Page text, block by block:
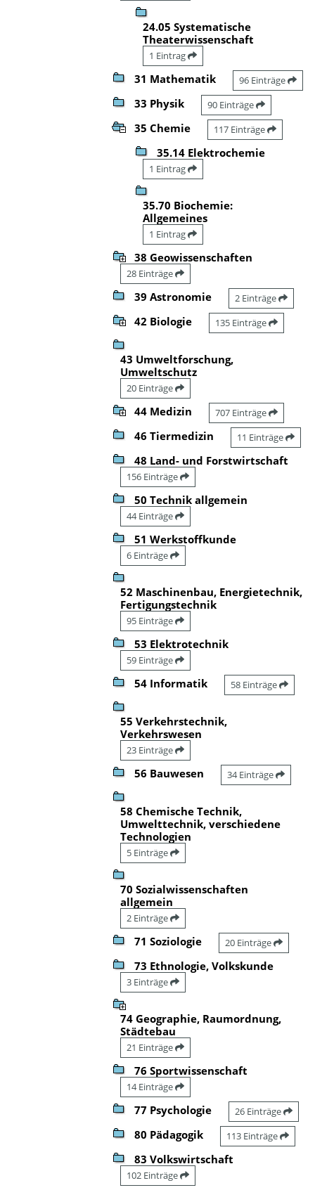
24.05 Systematische
Theaterwissenschaft
1 Eintrag
31 Mathematik 96 Einträge
33 Physik 90 Einträge
35 Chemie 117 Einträge
35.14 Elektrochemie
1 Eintrag
35.70 Biochemie:
Allgemeines
1 Eintrag
38 Geowissenschaften
28 Einträge
39 Astronomie 2 Einträge
42 Biologie 135 Einträge
43 Umweltforschung,
Umweltschutz
20 Einträge
44 Medizin 707 Einträge
46 Tiermedizin 11 Einträge
48 Land- und Forstwirtschaft
156 Einträge
50 Technik allgemein
44 Einträge
51 Werkstoffkunde
6 Einträge
52 Maschinenbau, Energietechnik,
Fertigungstechnik
95 Einträge
53 Elektrotechnik
59 Einträge
54 Informatik 58 Einträge
55 Verkehrstechnik,
Verkehrswesen
23 Einträge
56 Bauwesen 34 Einträge
58 Chemische Technik,
Umwelttechnik, verschiedene
Technologien
5 Einträge
70 Sozialwissenschaften
allgemein
2 Einträge
71 Soziologie 20 Einträge
73 Ethnologie, Volkskunde
3 Einträge
74 Geographie, Raumordnung,
Städtebau
21 Einträge
76 Sportwissenschaft
14 Einträge
77 Psychologie 26 Einträge
80 Pädagogik 113 Einträge
83 Volkswirtschaft
102 Einträge